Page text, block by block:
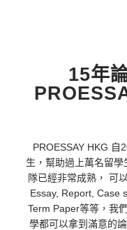
15年
PROESSAY HKG 自
生，幫助過上萬名留
隊已經非常成熟， 可
Essay, Report, Case
Term Paper等等，我
學都可以拿到滿意的